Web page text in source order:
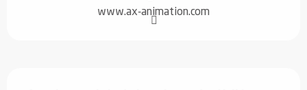
www.ax-animation.com